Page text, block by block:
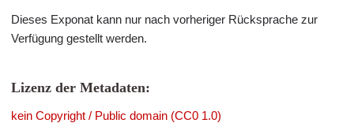
Dieses Exponat kann nur nach vorheriger Rücksprache zur
Verfügung gestellt werden.
Lizenz der Metadaten:
kein Copyright / Public domain (CC0 1.0)